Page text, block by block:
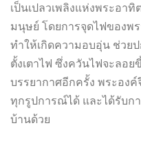
เป็นเปลวเพลิงแห่งพระอา
มนุษย์ โดยการจุดไฟของ
ทำให้เกิดความอบอุ่น ช่วย
ตั้งเตาไฟ ซึ่งควันไฟจะลอ
บรรยากาศอีกครั้ง พระอง
ทุกรูปการณ์ได้ และได้รับ
บ้านด้วย